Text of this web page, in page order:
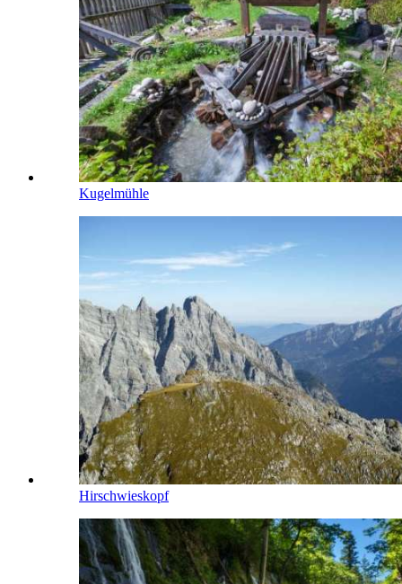
Kugelmühle
Hirschwieskopf